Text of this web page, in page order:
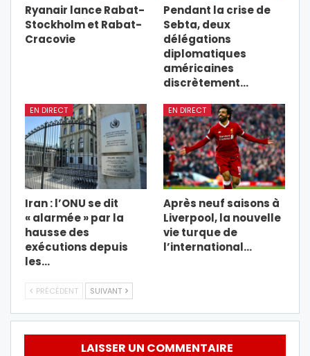
Ryanair lance Rabat-
Stockholm et Rabat-
Cracovie
Pendant la crise de
Sebta, deux
délégations
diplomatiques
américaines
discrètement…
EN DIRECT
Iran : l’ONU se dit
« alarmée » par la
hausse des
exécutions depuis
les…
EN DIRECT
Après neuf saisons à
Liverpool, la nouvelle
vie turque de
l’international…
PRÉCÉDENT SUIVANT
LAISSER UN COMMENTAIRE